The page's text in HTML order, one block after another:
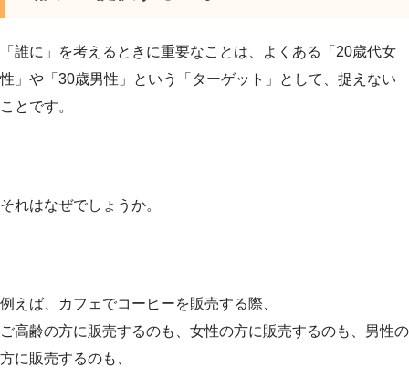
「誰に」を考えるときに重要なことは、よくある「20歳代女
性」や「30歳男性」という「ターゲット」として、捉えない
ことです。
それはなぜでしょうか。
例えば、カフェでコーヒーを販売する際、
ご高齢の方に販売するのも、女性の方に販売するのも、男性の
方に販売するのも、